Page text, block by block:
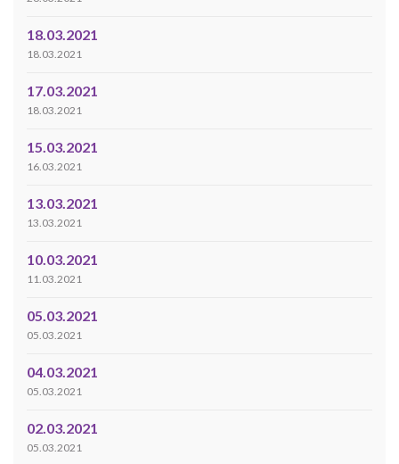
18.03.2021
18.03.2021
17.03.2021
18.03.2021
15.03.2021
16.03.2021
13.03.2021
13.03.2021
10.03.2021
11.03.2021
05.03.2021
05.03.2021
04.03.2021
05.03.2021
02.03.2021
05.03.2021